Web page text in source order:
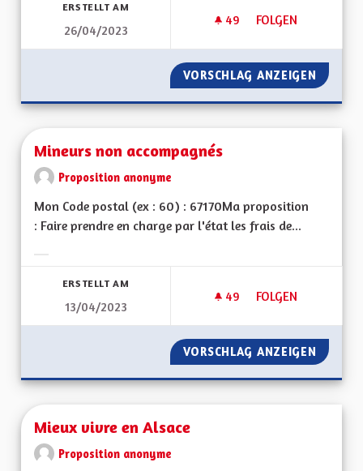
ERSTELLT AM
26/04/2023
49 49 FOLLOWER
FOLGEN
MISE À JOUR DE
VORSCHLAG ANZEIGEN MISE
Mineurs non accompagnés
Proposition anonyme
Mon Code postal (ex : 60) : 67170Ma proposition
: Faire prendre en charge par l'état les frais de...
ERSTELLT AM
13/04/2023
49 49 FOLLOWER
FOLGEN
MINEURS NON
VORSCHLAG ANZEIGEN
Mieux vivre en Alsace
Proposition anonyme